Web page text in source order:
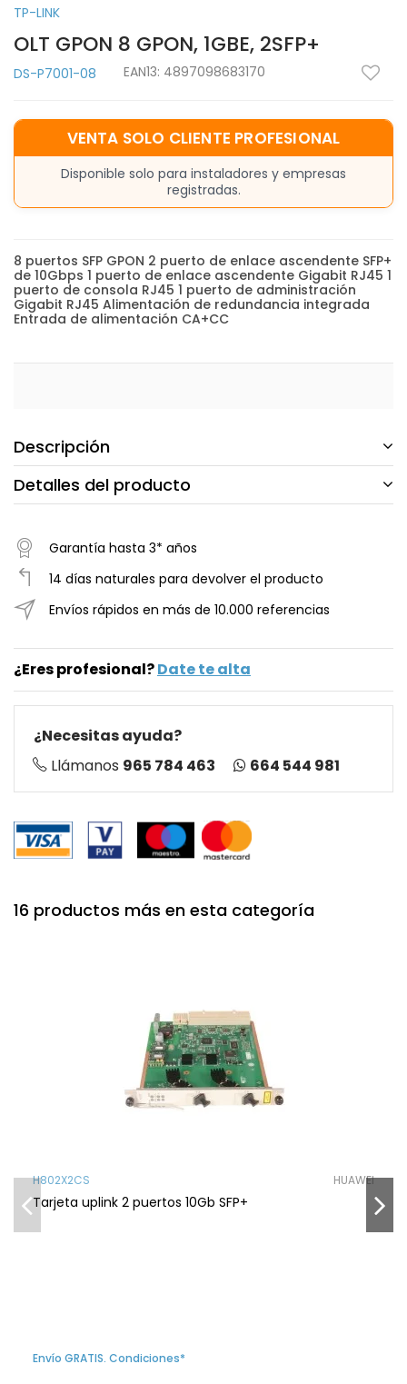
TP-LINK
OLT GPON 8 GPON, 1GBE, 2SFP+
DS-P7001-08 EAN13: 4897098683170
VENTA SOLO CLIENTE PROFESIONAL
Disponible solo para instaladores y empresas
registradas.
8 puertos SFP GPON 2 puerto de enlace ascendente SFP+
de 10Gbps 1 puerto de enlace ascendente Gigabit RJ45 1
puerto de consola RJ45 1 puerto de administración
Gigabit RJ45 Alimentación de redundancia integrada
Entrada de alimentación CA+CC
Descripción
Detalles del producto
Garantía hasta 3* años
14 días naturales para devolver el producto
Envíos rápidos en más de 10.000 referencias
¿Eres profesional?Date te alta
¿Necesitas ayuda?
Llámanos 965 784 463 664 544 981
16 productos más en esta categoría
H802X2CS HUAWEI
Tarjeta uplink 2 puertos 10Gb SFP+
Envío GRATIS. Condiciones*